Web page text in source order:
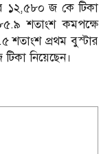
১২,৫৮০ জ কে টিকা
শতাংশ কমপক্ষে
শতাংশ প্রথম বুস্টার
নিয়েছেন।